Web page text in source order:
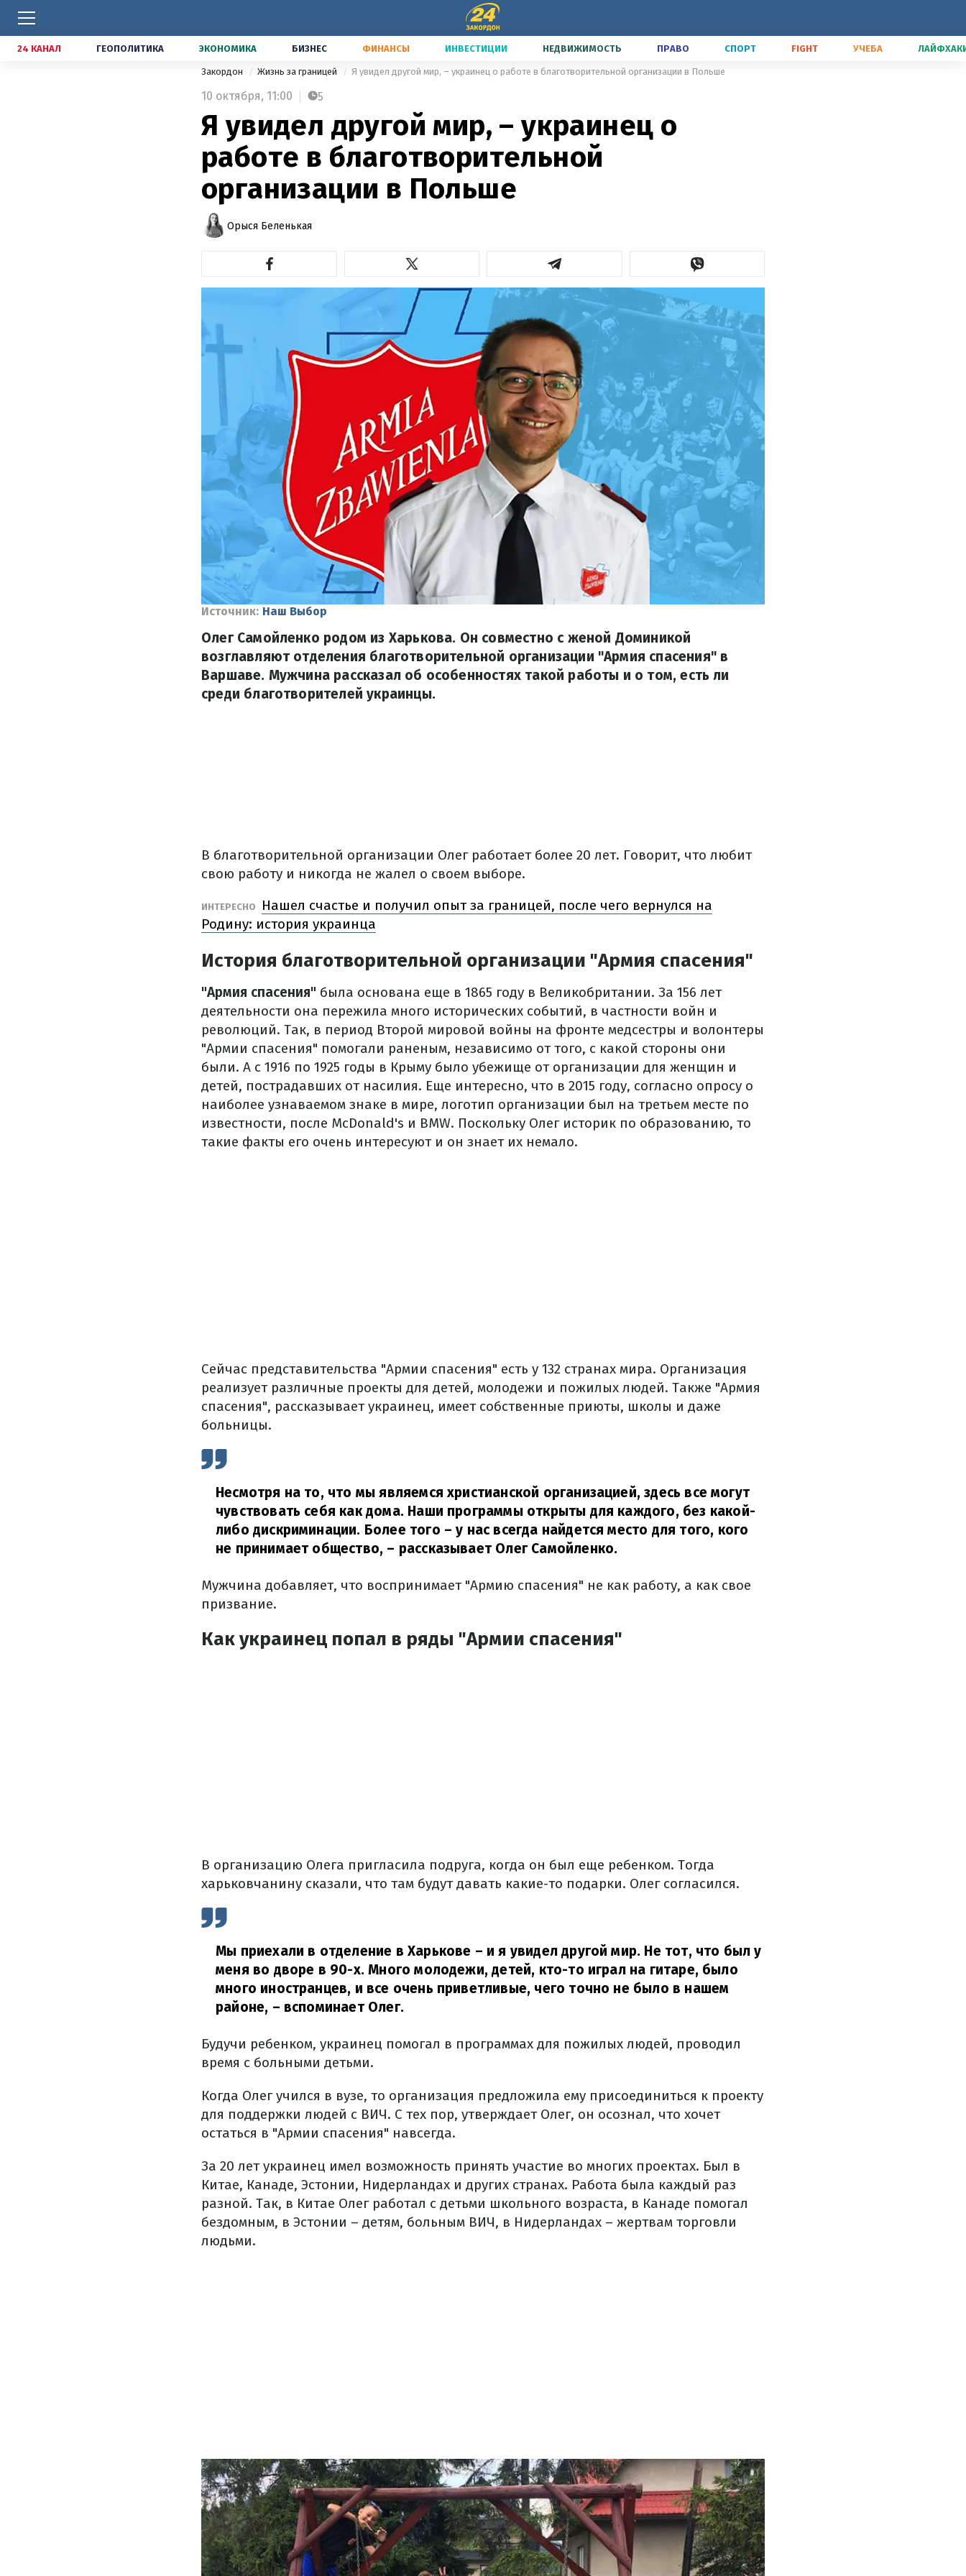
24 КАНАЛ ГЕОПОЛИТИКА ЭКОНОМИКА БИЗНЕС ФИНАНСЫ ИНВЕСТИЦИИ НЕДВИЖИМОСТЬ ПРАВО СПОРТ FIGHT УЧЕБА
Закордон Жизнь за границей Я увидел другой мир, – украинец о работе в благотворительной организации в Польше
10 октября, 11:00 5
Я увидел другой мир, – украинец о
работе в благотворительной
организации в Польше
Орыся Беленькая
Источник: Наш Выбор
Олег Самойленко родом из Харькова. Он совместно с женой Доминикой
возглавляют отделения благотворительной организации "Армия спасения" в
Варшаве. Мужчина рассказал об особенностях такой работы и о том, есть ли
среди благотворителей украинцы.
В благотворительной организации Олег работает более 20 лет. Говорит, что любит
свою работу и никогда не жалел о своем выборе.
ИНТЕРЕСНО
Нашел счастье и получил опыт за границей, после чего вернулся на
Родину: история украинца
История благотворительной организации "Армия спасения"
"Армия спасения" была основана еще в 1865 году в Великобритании. За 156 лет
деятельности она пережила много исторических событий, в частности войн и
революций. Так, в период Второй мировой войны на фронте медсестры и волонтеры
"Армии спасения" помогали раненым, независимо от того, с какой стороны они
были. А с 1916 по 1925 годы в Крыму было убежище от организации для женщин и
детей, пострадавших от насилия. Еще интересно, что в 2015 году, согласно опросу о
наиболее узнаваемом знаке в мире, логотип организации был на третьем месте по
известности, после McDonald's и BMW. Поскольку Олег историк по образованию, то
такие факты его очень интересуют и он знает их немало.
Сейчас представительства "Армии спасения" есть у 132 странах мира. Организация
реализует различные проекты для детей, молодежи и пожилых людей. Также "Армия
спасения", рассказывает украинец, имеет собственные приюты, школы и даже
больницы.
Несмотря на то, что мы являемся христианской организацией, здесь все могут
чувствовать себя как дома. Наши программы открыты для каждого, без какой-
либо дискриминации. Более того – у нас всегда найдется место для того, кого
не принимает общество, – рассказывает Олег Самойленко.
Мужчина добавляет, что воспринимает "Армию спасения" не как работу, а как свое
призвание.
Как украинец попал в ряды "Армии спасения"
В организацию Олега пригласила подруга, когда он был еще ребенком. Тогда
харьковчанину сказали, что там будут давать какие-то подарки. Олег согласился.
Мы приехали в отделение в Харькове – и я увидел другой мир. Не тот, что был у
меня во дворе в 90-х.Много молодежи, детей, кто-то играл на гитаре, было
много иностранцев, и все очень приветливые, чего точно не было в нашем
районе, – вспоминает Олег.
Будучи ребенком, украинец помогал в программах для пожилых людей, проводил
время с больными детьми.
Когда Олег учился в вузе, то организация предложила ему присоединиться к проекту
для поддержки людей с ВИЧ. С тех пор, утверждает Олег, он осознал, что хочет
остаться в "Армии спасения" навсегда.
За 20 лет украинец имел возможность принять участие во многих проектах. Был в
Китае, Канаде, Эстонии, Нидерландах и других странах. Работа была каждый раз
разной. Так, в Китае Олег работал с детьми школьного возраста, в Канаде помогал
бездомным, в Эстонии – детям, больным ВИЧ, в Нидерландах – жертвам торговли
людьми.